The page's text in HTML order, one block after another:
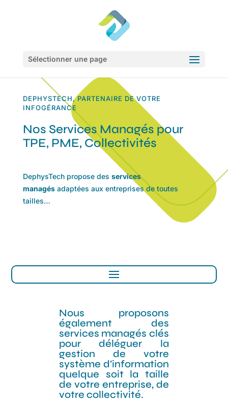
Sélectionner une page
DEPHYSTECH, PARTENAIRE DE VOTRE
INFOGÉRANCE
Nos Services Managés pour
TPE, PME, Collectivités
DephysTech propose des services
managésadaptées aux entreprises de toutes
tailles…
Nous proposons
également des
services managés clés
pour déléguer la
gestion de votre
système d’information
quelque soit la taille
de votre entreprise, de
votre collectivité.